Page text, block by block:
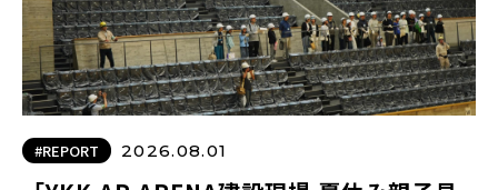
#REPORT 2026.08.01